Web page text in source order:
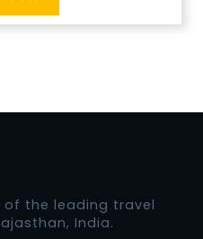
of the leading travel
India.